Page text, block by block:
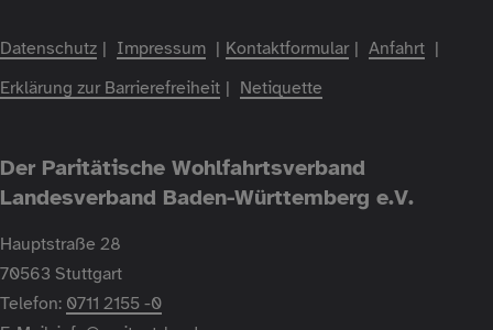
Fußzeile
Datenschutz Impressum Kontaktformular
Anfahrt
Erklärung zur Barrierefreiheit
Netiquette
Der Paritätische Wohlfahrtsverband
Landesverband Baden-Württemberg e.V.
Hauptstraße 28
70563 Stuttgart
Telefon: 0711 2155 -0